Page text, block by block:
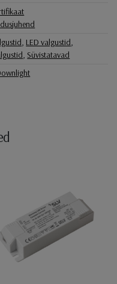
, LED valgustid,
,Süvistatavad